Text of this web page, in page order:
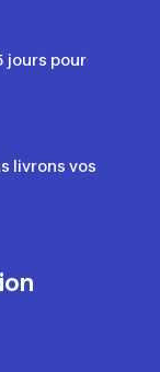
jours pour
livrons vos